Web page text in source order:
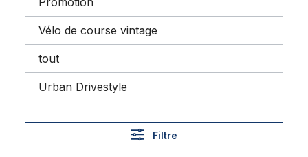
Vélo de course vintage
tout
Urban Drivestyle
Filtre